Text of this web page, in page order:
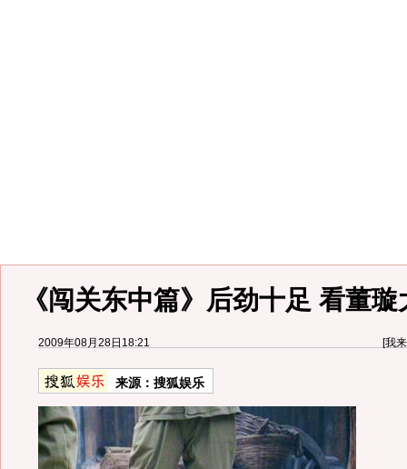
《闯关东中篇》后劲十足 看董
2009年08月28日18:21 [我
来源： 搜狐娱乐